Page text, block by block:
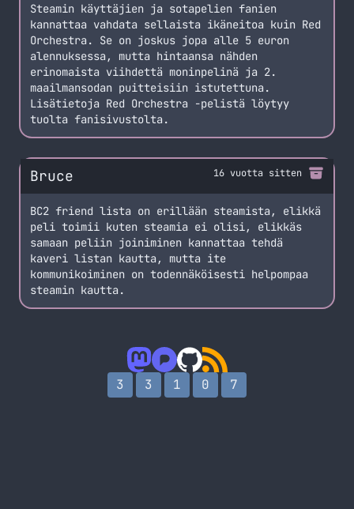
Steamin käyttäjien ja sotapelien fanien
kannattaa vahdata sellaista ikäneitoa kuin Red
Orchestra. Se on joskus jopa alle 5 euron
alennuksessa, mutta hintaansa nähden
erinomaista viihdettä moninpelinä ja 2.
maailmansodan puitteisiin istutettuna.
Lisätietoja Red Orchestra -pelistä löytyy
tuolta fanisivustolta.
Bruce 16 vuotta sitten
BC2 friend lista on erillään steamista, elikkä
peli toimii kuten steamia ei olisi, elikkäs
samaan peliin joiniminen kannattaa tehdä
kaveri listan kautta, mutta ite
kommunikoiminen on todennäköisesti helpompaa
steamin kautta.
3 3 1 0 7